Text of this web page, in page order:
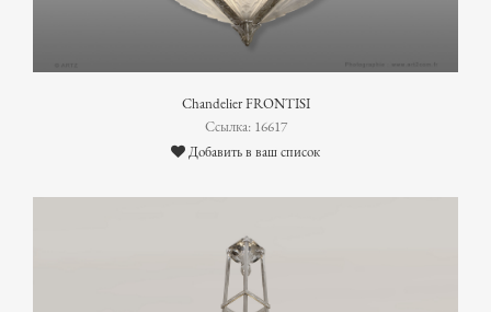
Chandelier FRONTISI
Ссылка: 16617
Добавить в ваш список